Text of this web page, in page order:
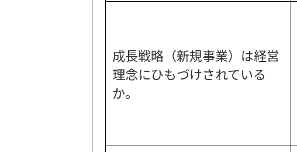
成長戦略（新規事業）は経営
理念にひもづけされている
か。